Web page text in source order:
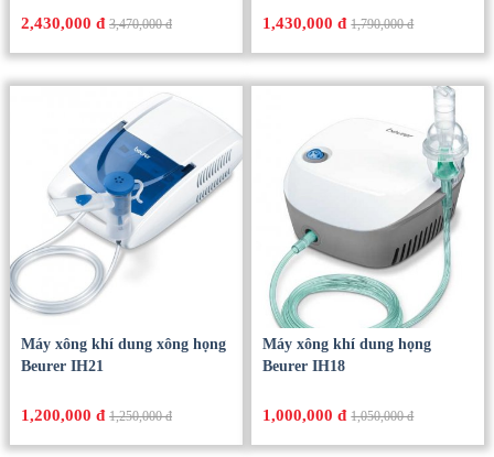
2,430,000 đ 3,470,000 đ 1,430,000 đ 1,790,000 đ
Máy xông khí dung xông họng
Beurer IH21
1,200,000 đ 1,250,000 đ
Máy xông khí dung họng
Beurer IH18
1,000,000 đ 1,050,000 đ